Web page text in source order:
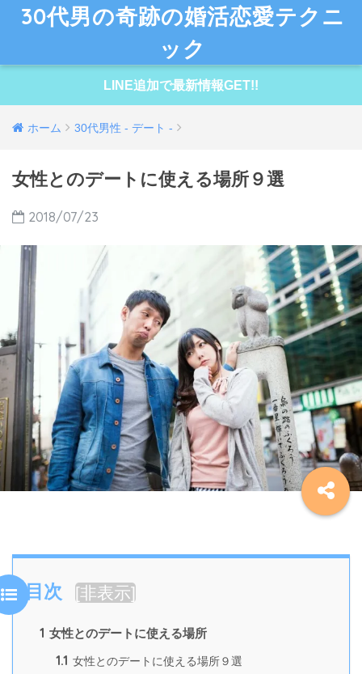
30代男の奇跡の婚活恋愛テクニ
ック
LINE追加で最新情報GET!!
ホーム 30代男性 - デート -
女性とのデートに使える場所９選
2018/07/23
目次 [非表示]
1 女性とのデートに使える場所
1.1 女性とのデートに使える場所９選